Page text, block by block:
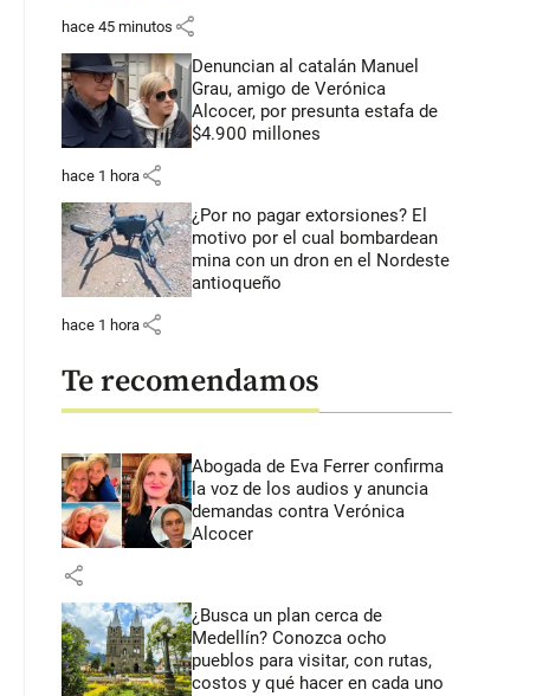
hace 45 minutos share
Denuncian al catalán Manuel
Grau, amigo de Verónica
Alcocer, por presunta estafa de
$4.900 millones
hace 1 hora share
¿Por no pagar extorsiones? El
motivo por el cual bombardean
mina con un dron en el Nordeste
antioqueño
hace 1 hora share
Te recomendamos
Abogada de Eva Ferrer confirma
la voz de los audios y anuncia
demandas contra Verónica
Alcocer
share
¿Busca un plan cerca de
Medellín? Conozca ocho
pueblos para visitar, con rutas,
costos y qué hacer en cada uno